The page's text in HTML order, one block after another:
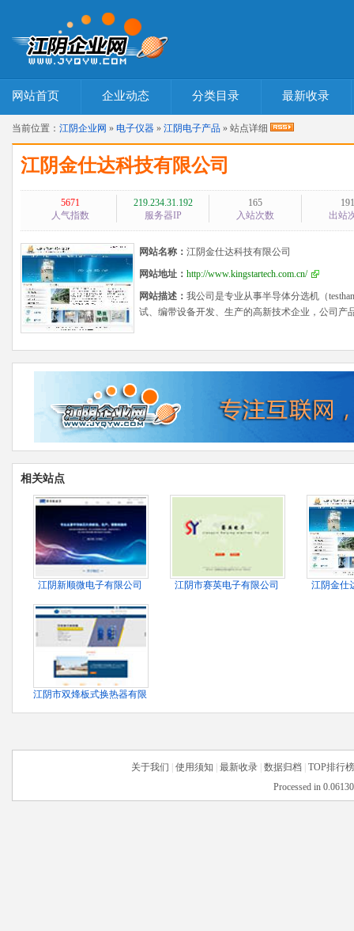
网站首页 企业动态 分类目录 最新收录
当前位置： 江阴企业网 » 电子仪器 » 江阴电子产品 » 站点详细
江阴金仕达科技有限公司
5671
人气指数
219.234.31.192
服务器IP
165
入站次数
191
出站
网站名称： 江阴金仕达科技有限公司
网站地址： http://www.kingstartech.com.cn/
网站描述： 我公司是专业从事半导体分选机（
试、编带设备开发、生产的高新技术企业，公司
相关站点
江阴新顺微电子有限公司 江阴市赛英电子有限公司 江阴金仕
江阴市双烽板式换热器有限公司
关于我们 使用须知 最新收录| 数据归档| TOP排行榜
Processed in